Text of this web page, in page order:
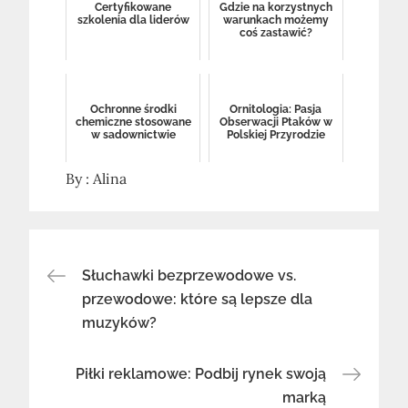
Certyfikowane
szkolenia dla liderów
Gdzie na korzystnych
warunkach możemy
coś zastawić?
Ochronne środki
chemiczne stosowane
w sadownictwie
Ornitologia: Pasja
Obserwacji Ptaków w
Polskiej Przyrodzie
By :Alina
Nawigacja
wpisu
Słuchawki bezprzewodowe vs.
przewodowe: które są lepsze dla
muzyków?
Piłki reklamowe: Podbij rynek swoją
marką